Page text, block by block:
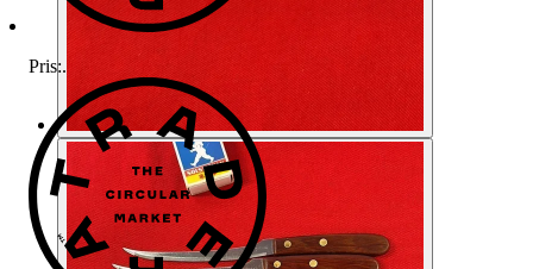
Pris:.